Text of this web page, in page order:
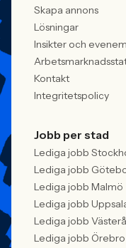
Skapa annons
Lösningar
Insikter och
Kontakt
Integritetspolicy
Jobb per stad
Lediga jobb
Lediga jobb
Lediga jobb Malmö
Lediga jobb
Lediga jobb
Lediga jobb Örebro